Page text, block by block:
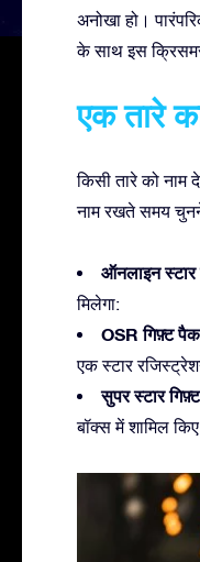
अनोखा हो।
के साथ इस
एक तारे
किसी तारे को
नाम रखते समय
ऑनलाइन स्टार
मिलेगा:
OSR गिफ़्ट पैक
एक स्टार
सुपर स्टार गिफ़्ट
बॉक्स में शामिल